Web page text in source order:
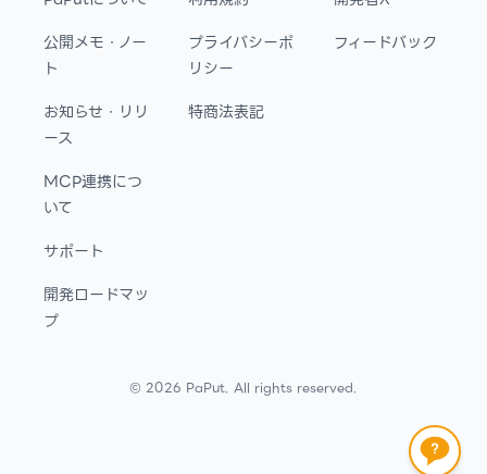
公開メモ・ノー
ト
お知らせ・リリ
ース
MCP連携につ
いて
サポート
開発ロードマッ
プ
プライバシーポ
リシー
特商法表記
フィードバック
© 2026 PaPut. All rights reserved.